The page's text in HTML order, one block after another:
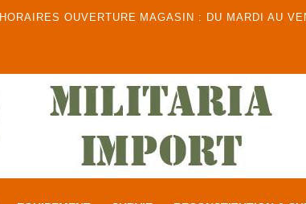
HORAIRES OUVERTURE MAGASIN : DU MARDI AU